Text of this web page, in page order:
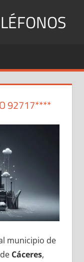
92717****
municipio dе
Cáceres,